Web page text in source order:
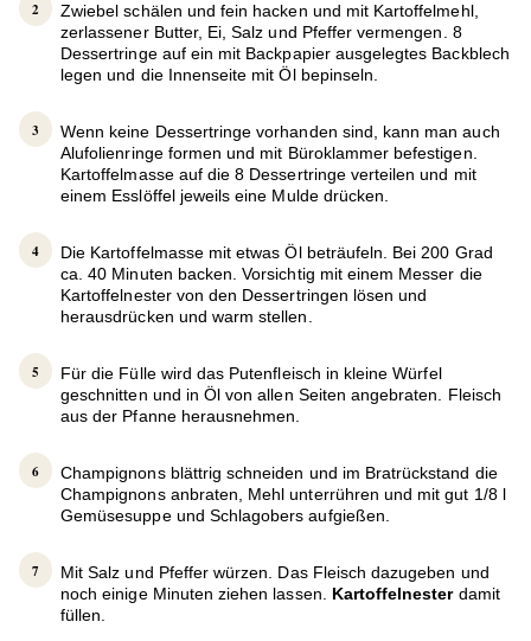
Zwiebel schälen und fein hacken und mit Kartoffelmehl,
zerlassener Butter, Ei, Salz und Pfeffer vermengen. 8
Dessertringe auf ein mit Backpapier ausgelegtes Backblech
legen und die Innenseite mit Öl bepinseln.
Wenn keine Dessertringe vorhanden sind, kann man auch
Alufolienringe formen und mit Büroklammer befestigen.
Kartoffelmasse auf die 8 Dessertringe verteilen und mit
einem Esslöffel jeweils eine Mulde drücken.
Die Kartoffelmasse mit etwas Öl beträufeln. Bei 200 Grad
ca. 40 Minuten backen. Vorsichtig mit einem Messer die
Kartoffelnester von den Dessertringen lösen und
herausdrücken und warm stellen.
Für die Fülle wird das Putenfleisch in kleine Würfel
geschnitten und in Öl von allen Seiten angebraten. Fleisch
aus der Pfanne herausnehmen.
Champignons blättrig schneiden und im Bratrückstand die
Champignons anbraten, Mehl unterrühren und mit gut 1/8 l
Gemüsesuppe und Schlagobers aufgießen.
Mit Salz und Pfeffer würzen. Das Fleisch dazugeben und
noch einige Minuten ziehen lassen. Kartoffelnesterdamit
füllen.